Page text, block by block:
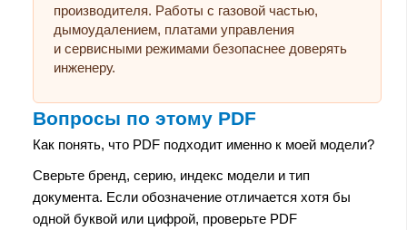
производителя. Работы с газовой частью,
дымоудалением, платами управления
и сервисными режимами безопаснее доверять
инженеру.
Вопросы по этому PDF
Как понять, что PDF подходит именно к моей модели?
Сверьте бренд, серию, индекс модели и тип
документа. Если обозначение отличается хотя бы
одной буквой или цифрой, проверьте PDF